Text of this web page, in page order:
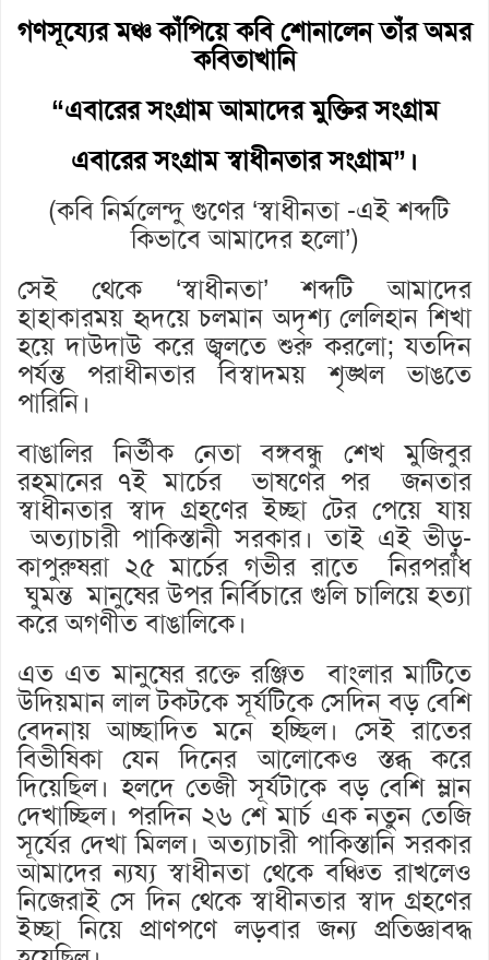
গণসূয্যের মঞ্চ কাঁপিয়ে কবি শোনালেন তাঁর অমর
কবিতাখানি
“এবারের সংগ্রাম আমাদের মুক্তির সংগ্রাম
এবারের সংগ্রাম স্বাধীনতার সংগ্রাম”।
(কবি নির্মলেন্দু গুণের ‘স্বাধীনতা -এই শব্দটি
কিভাবে আমাদের হলো’)
সেই থেকে ‘স্বাধীনতা’ শব্দটি আমাদের
হাহাকারময় হৃদয়ে চলমান অদৃশ্য লেলিহান শিখা
হয়ে দাউদাউ করে জ্বলতে শুরু করলো; যতদিন
পর্যন্ত পরাধীনতার বিস্বাদময় শৃঙ্খল ভাঙতে
পারিনি।
বাঙালির নির্ভীক নেতা বঙ্গবন্ধু শেখ মুজিবুর
রহমানের ৭ই মার্চের ভাষণের পর জনতার
স্বাধীনতার স্বাদ গ্রহণের ইচ্ছা টের পেয়ে যায়
অত্যাচারী পাকিস্তানী সরকার। তাই এই ভীড়ু-
কাপুরুষরা ২৫ মার্চের গভীর রাতে নিরপরাধ
ঘুমন্ত মানুষের উপর নির্বিচারে গুলি চালিয়ে হত্যা
করে অগণীত বাঙালিকে।
এত এত মানুষের রক্তে রঞ্জিত বাংলার মাটিতে
উদিয়মান লাল টকটকে সূর্যটিকে সেদিন বড় বেশি
বেদনায় আচ্ছাদিত মনে হচ্ছিল। সেই রাতের
বিভীষিকা যেন দিনের আলোকেও স্তব্ধ করে
দিয়েছিল। হলদে তেজী সূর্যটাকে বড় বেশি ম্লান
দেখাচ্ছিল। পরদিন ২৬ শে মার্চ এক নতুন তেজি
সূর্যের দেখা মিলল। অত্যাচারী পাকিস্তানি সরকার
আমাদের ন্যয্য স্বাধীনতা থেকে বঞ্চিত রাখলেও
নিজেরাই সে দিন থেকে স্বাধীনতার স্বাদ গ্রহণের
ইচ্ছা নিয়ে প্রাণপণে লড়বার জন্য প্রতিজ্ঞাবদ্ধ